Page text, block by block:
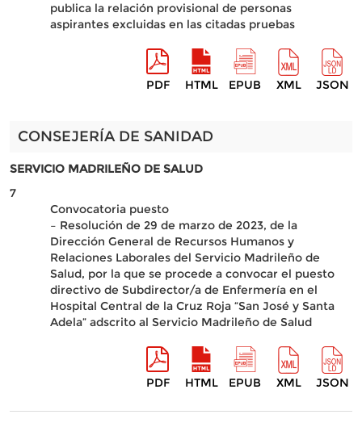
publica la relación provisional de personas
aspirantes excluidas en las citadas pruebas
PDF HTML EPUB XML JSON
CONSEJERÍA DE SANIDAD
SERVICIO MADRILEÑO DE SALUD
7
Convocatoria puesto
– Resolución de 29 de marzo de 2023, de la
Dirección General de Recursos Humanos y
Relaciones Laborales del Servicio Madrileño de
Salud, por la que se procede a convocar el puesto
directivo de Subdirector/a de Enfermería en el
Hospital Central de la Cruz Roja “San José y Santa
Adela” adscrito al Servicio Madrileño de Salud
PDF HTML EPUB XML JSON